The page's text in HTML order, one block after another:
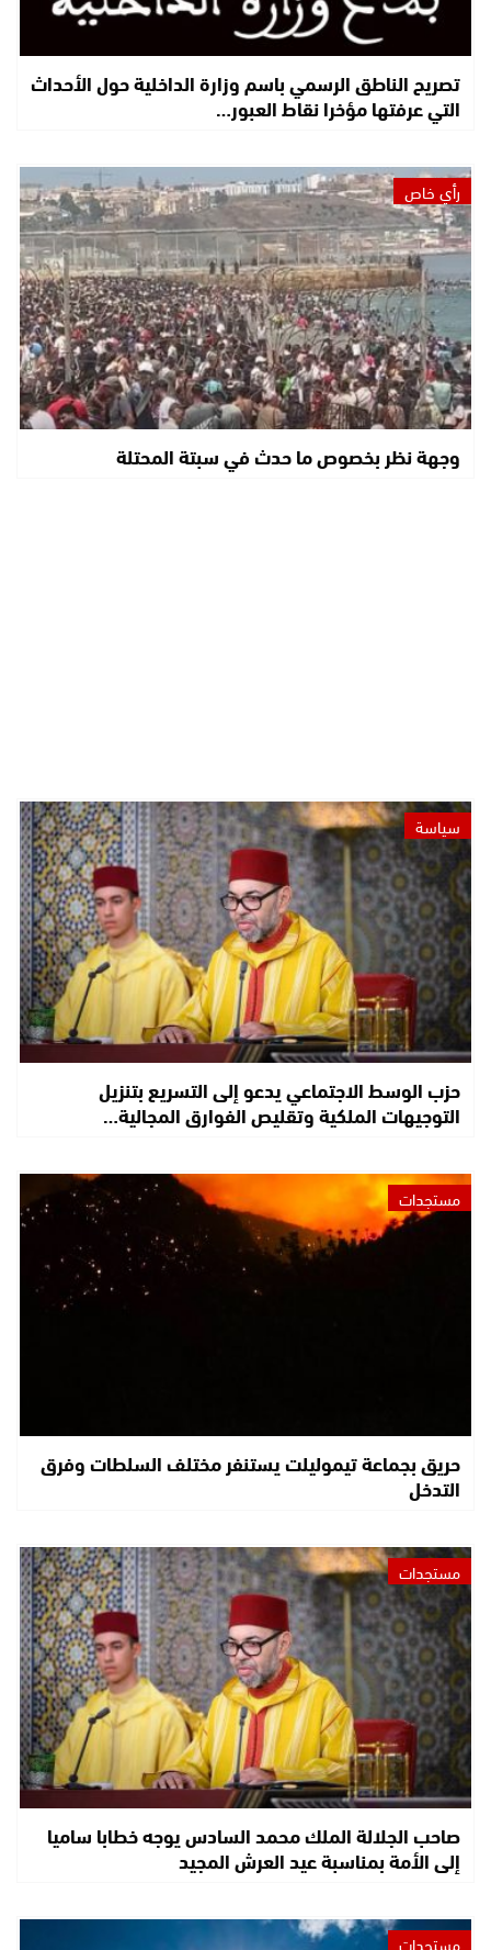
تصريح الناطق الرسمي باسم وزارة الداخلية حول الأحداث
التي عرفتها مؤخرا نقاط العبور…
رأي خاص
وجهة نظر بخصوص ما حدث في سبتة المحتلة
سياسة
حزب الوسط الاجتماعي يدعو إلى التسريع بتنزيل
التوجيهات الملكية وتقليص الفوارق المجالية…
مستجدات
حريق بجماعة تيموليلت يستنفر مختلف السلطات وفرق
التدخل
مستجدات
صاحب الجلالة الملك محمد السادس يوجه خطابا ساميا
إلى الأمة بمناسبة عيد العرش المجيد
مستجدات